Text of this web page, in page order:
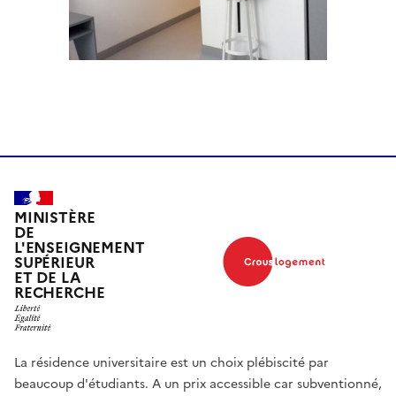
MINISTÈRE
DE
L'ENSEIGNEMENT
SUPÉRIEUR
ET DE LA
RECHERCHE
La résidence universitaire est un choix plébiscité par
beaucoup d'étudiants. A un prix accessible car subventionné,